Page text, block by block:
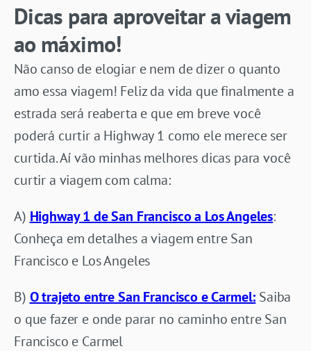
Dicas para aproveitar a viagem
ao máximo!
Não canso de elogiar e nem de dizer o quanto
amo essa viagem! Feliz da vida que finalmente a
estrada será reaberta e que em breve você
poderá curtir a Highway 1 como ele merece ser
curtida. Aí vão minhas melhores dicas para você
curtir a viagem com calma:
A) Highway 1 de San Francisco a Los Angeles:
Conheça em detalhes a viagem entre San
Francisco e Los Angeles
B) O trajeto entre San Francisco e Carmel: Saiba
o que fazer e onde parar no caminho entre San
Francisco e Carmel